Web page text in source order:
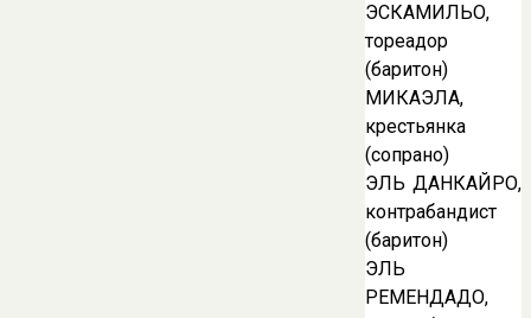
ЭСКАМИЛЬО,
тореадор
(баритон)
МИКАЭЛА,
крестьянка
(сопрано)
ЭЛЬ ДАНКАЙРО,
контрабандист
(баритон)
ЭЛЬ
РЕМЕНДАДО,